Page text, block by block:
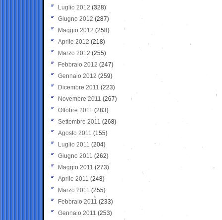
Luglio 2012 (328)
Giugno 2012 (287)
Maggio 2012 (258)
Aprile 2012 (218)
Marzo 2012 (255)
Febbraio 2012 (247)
Gennaio 2012 (259)
Dicembre 2011 (223)
Novembre 2011 (267)
Ottobre 2011 (283)
Settembre 2011 (268)
Agosto 2011 (155)
Luglio 2011 (204)
Giugno 2011 (262)
Maggio 2011 (273)
Aprile 2011 (248)
Marzo 2011 (255)
Febbraio 2011 (233)
Gennaio 2011 (253)